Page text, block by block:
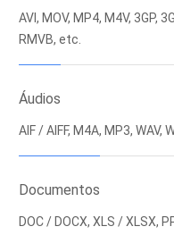
AVI, MOV, MP4, M4V, 3GP,
RMVB, etc.
Áudios
AIF / AIFF, M4A, MP3, WAV,
Documentos
DOC / DOCX, XLS / XLSX,